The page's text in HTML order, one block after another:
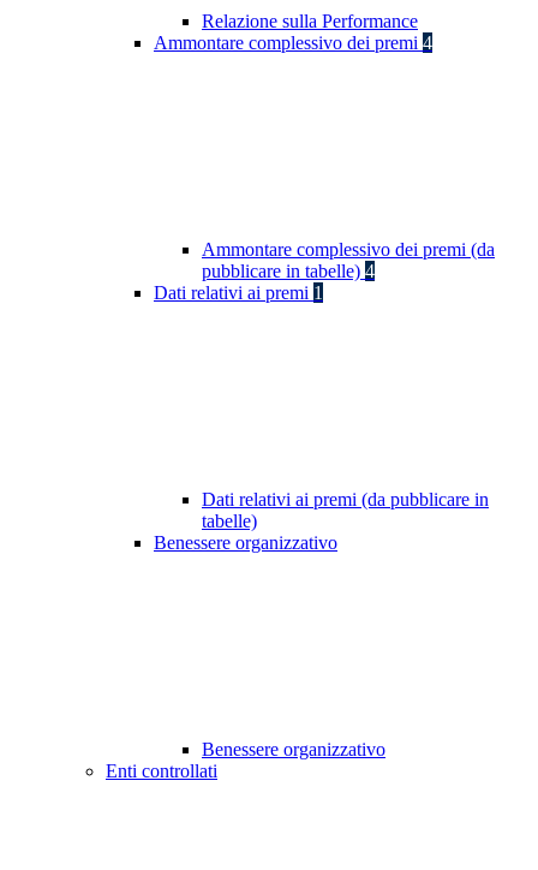
Relazione sulla Performance
Ammontare complessivo dei premi 4
Ammontare complessivo dei premi (da
pubblicare in tabelle) 4
Dati relativi ai premi 1
Dati relativi ai premi (da pubblicare in
tabelle)
Benessere organizzativo
Benessere organizzativo
Enti controllati